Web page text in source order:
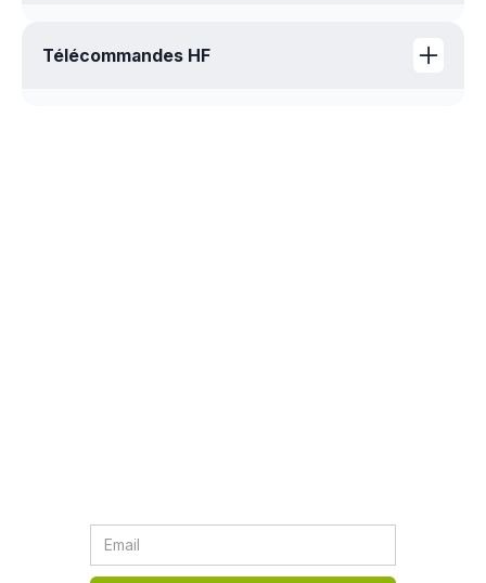
Télécommandes HF